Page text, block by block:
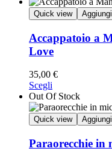
Quick view
Accappatoio a
Love
35,00 €
Scegli
Out Of Stock
Quick view
Paraorecchie in